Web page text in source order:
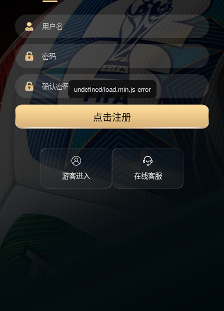
点击注册
游客进入 在线客服
undefined/load.min.js error